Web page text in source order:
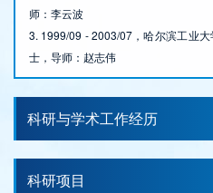
师：李云波
3. 1999/09 - 2003/07，哈尔滨工业
士，导师：赵志伟
科研与学术工作经历
科研项目